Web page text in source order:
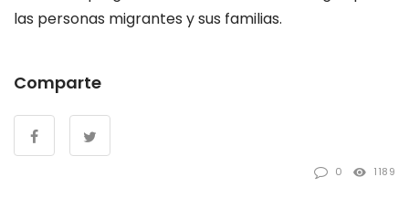
las personas migrantes y sus familias.
Comparte
0 1189